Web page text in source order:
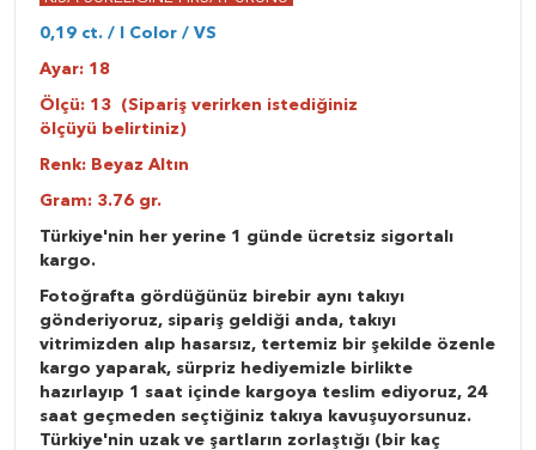
0,19 ct. / I Color / VS
Ayar: 18
Ölçü: 13 (Sipariş verirken istediğiniz
ölçüyü belirtiniz)
Renk: Beyaz Altın
Gram: 3.76 gr.
Türkiye'nin her yerine 1 günde ücretsiz sigortalı
kargo.
Fotoğrafta gördüğünüz birebir aynı takıyı
gönderiyoruz, sipariş geldiği anda, takıyı
vitrimizden alıp hasarsız, tertemiz bir şekilde özenle
kargo yaparak, sürpriz hediyemizle birlikte
hazırlayıp 1 saat içinde kargoya teslim ediyoruz, 24
saat geçmeden seçtiğiniz takıya kavuşuyorsunuz.
Türkiye'nin uzak ve şartların zorlaştığı (bir kaç